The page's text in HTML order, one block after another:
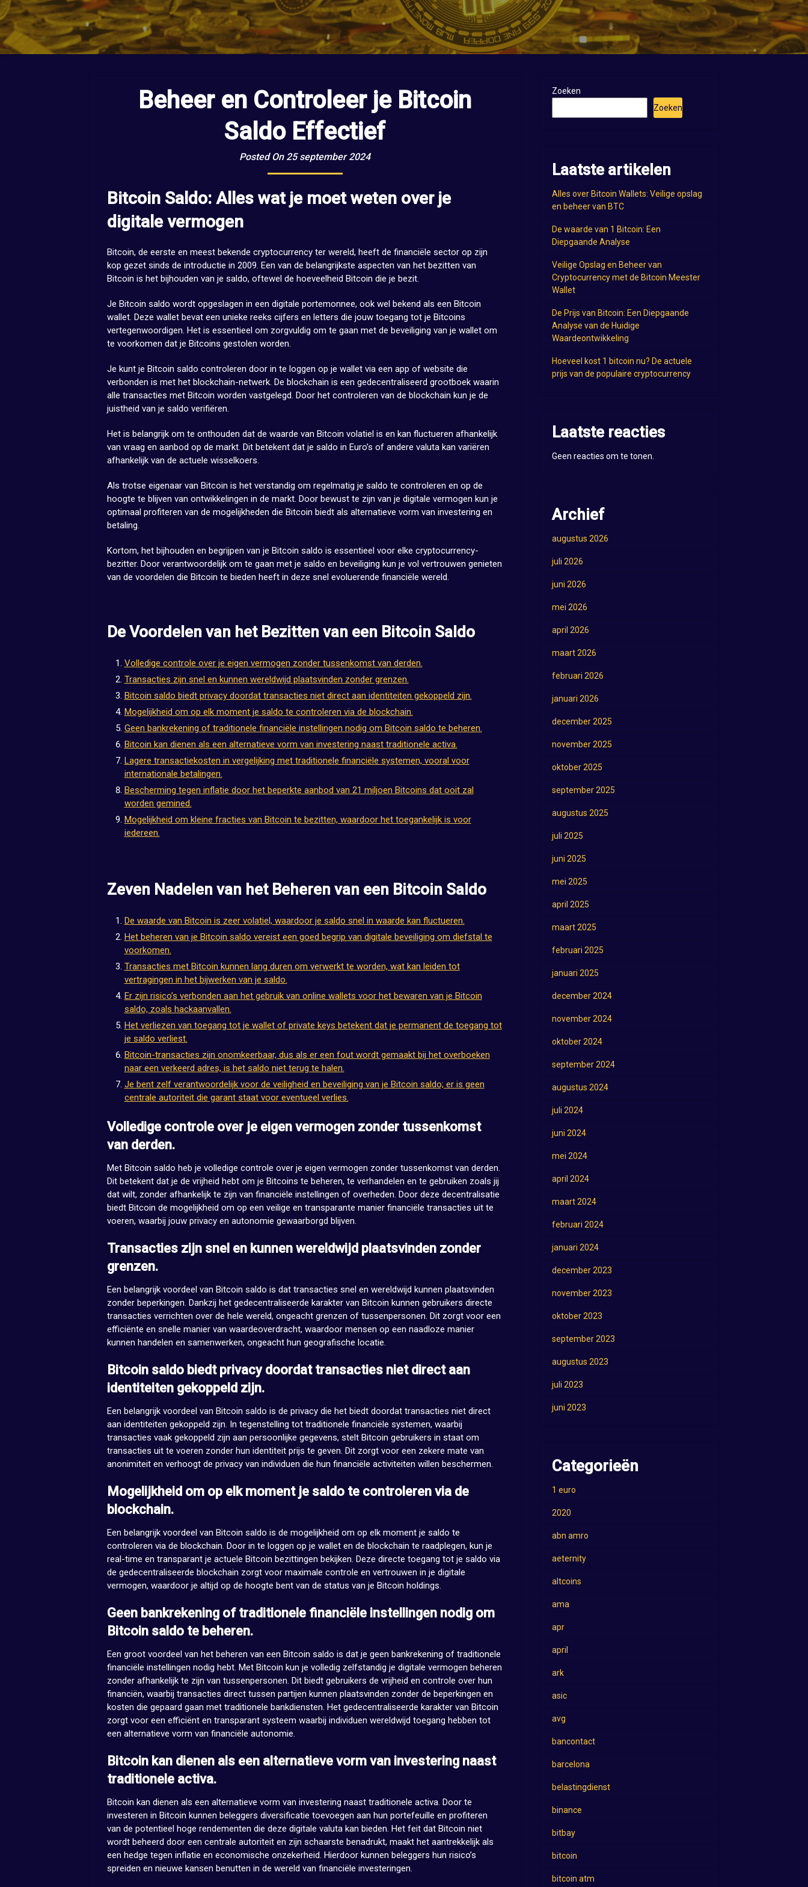
Beheer en Controleer je Bitcoin
Saldo Effectief
Posted On 25 september 2024
Bitcoin Saldo: Alles wat je moet weten over je
digitale vermogen
Bitcoin, de eerste en meest bekende cryptocurrency ter wereld, heeft de financiële sector op zijn
kop gezet sinds de introductie in 2009. Een van de belangrijkste aspecten van het bezitten van
Bitcoin is het bijhouden van je saldo, oftewel de hoeveelheid Bitcoin die je bezit.
Je Bitcoin saldo wordt opgeslagen in een digitale portemonnee, ook wel bekend als een Bitcoin
wallet. Deze wallet bevat een unieke reeks cijfers en letters die jouw toegang tot je Bitcoins
vertegenwoordigen. Het is essentieel om zorgvuldig om te gaan met de beveiliging van je wallet om
te voorkomen dat je Bitcoins gestolen worden.
Je kunt je Bitcoin saldo controleren door in te loggen op je wallet via een app of website die
verbonden is met het blockchain-netwerk. De blockchain is een gedecentraliseerd grootboek waarin
alle transacties met Bitcoin worden vastgelegd. Door het controleren van de blockchain kun je de
juistheid van je saldo verifiëren.
Het is belangrijk om te onthouden dat de waarde van Bitcoin volatiel is en kan fluctueren afhankelijk
van vraag en aanbod op de markt. Dit betekent dat je saldo in Euro’s of andere valuta kan variëren
afhankelijk van de actuele wisselkoers.
Als trotse eigenaar van Bitcoin is het verstandig om regelmatig je saldo te controleren en op de
hoogte te blijven van ontwikkelingen in de markt. Door bewust te zijn van je digitale vermogen kun je
optimaal profiteren van de mogelijkheden die Bitcoin biedt als alternatieve vorm van investering en
betaling.
Kortom, het bijhouden en begrijpen van je Bitcoin saldo is essentieel voor elke cryptocurrency-
bezitter. Door verantwoordelijk om te gaan met je saldo en beveiliging kun je vol vertrouwen genieten
van de voordelen die Bitcoin te bieden heeft in deze snel evoluerende financiële wereld.
De Voordelen van het Bezitten van een Bitcoin Saldo
Volledige controle over je eigen vermogen zonder tussenkomst van derden.
Transacties zijn snel en kunnen wereldwijd plaatsvinden zonder grenzen.
Bitcoin saldo biedt privacy doordat transacties niet direct aan identiteiten gekoppeld zijn.
Mogelijkheid om op elk moment je saldo te controleren via de blockchain.
Geen bankrekening of traditionele financiële instellingen nodig om Bitcoin saldo te beheren.
Bitcoin kan dienen als een alternatieve vorm van investering naast traditionele activa.
Lagere transactiekosten in vergelijking met traditionele financiële systemen, vooral voor
internationale betalingen.
Bescherming tegen inflatie door het beperkte aanbod van 21 miljoen Bitcoins dat ooit zal
worden gemined.
Mogelijkheid om kleine fracties van Bitcoin te bezitten, waardoor het toegankelijk is voor
iedereen.
Zeven Nadelen van het Beheren van een Bitcoin Saldo
De waarde van Bitcoin is zeer volatiel, waardoor je saldo snel in waarde kan fluctueren.
Het beheren van je Bitcoin saldo vereist een goed begrip van digitale beveiliging om diefstal te
voorkomen.
Transacties met Bitcoin kunnen lang duren om verwerkt te worden, wat kan leiden tot
vertragingen in het bijwerken van je saldo.
Er zijn risico’s verbonden aan het gebruik van online wallets voor het bewaren van je Bitcoin
saldo, zoals hackaanvallen.
Het verliezen van toegang tot je wallet of private keys betekent dat je permanent de toegang tot
je saldo verliest.
Bitcoin-transacties zijn onomkeerbaar, dus als er een fout wordt gemaakt bij het overboeken
naar een verkeerd adres, is het saldo niet terug te halen.
Je bent zelf verantwoordelijk voor de veiligheid en beveiliging van je Bitcoin saldo; er is geen
centrale autoriteit die garant staat voor eventueel verlies.
Volledige controle over je eigen vermogen zonder tussenkomst
van derden.
Met Bitcoin saldo heb je volledige controle over je eigen vermogen zonder tussenkomst van derden.
Dit betekent dat je de vrijheid hebt om je Bitcoins te beheren, te verhandelen en te gebruiken zoals jij
dat wilt, zonder afhankelijk te zijn van financiële instellingen of overheden. Door deze decentralisatie
biedt Bitcoin de mogelijkheid om op een veilige en transparante manier financiële transacties uit te
voeren, waarbij jouw privacy en autonomie gewaarborgd blijven.
Transacties zijn snel en kunnen wereldwijd plaatsvinden zonder
grenzen.
Een belangrijk voordeel van Bitcoin saldo is dat transacties snel en wereldwijd kunnen plaatsvinden
zonder beperkingen. Dankzij het gedecentraliseerde karakter van Bitcoin kunnen gebruikers directe
transacties verrichten over de hele wereld, ongeacht grenzen of tussenpersonen. Dit zorgt voor een
efficiënte en snelle manier van waardeoverdracht, waardoor mensen op een naadloze manier
kunnen handelen en samenwerken, ongeacht hun geografische locatie.
Bitcoin saldo biedt privacy doordat transacties niet direct aan
identiteiten gekoppeld zijn.
Een belangrijk voordeel van Bitcoin saldo is de privacy die het biedt doordat transacties niet direct
aan identiteiten gekoppeld zijn. In tegenstelling tot traditionele financiële systemen, waarbij
transacties vaak gekoppeld zijn aan persoonlijke gegevens, stelt Bitcoin gebruikers in staat om
transacties uit te voeren zonder hun identiteit prijs te geven. Dit zorgt voor een zekere mate van
anonimiteit en verhoogt de privacy van individuen die hun financiële activiteiten willen beschermen.
Mogelijkheid om op elk moment je saldo te controleren via de
blockchain.
Een belangrijk voordeel van Bitcoin saldo is de mogelijkheid om op elk moment je saldo te
controleren via de blockchain. Door in te loggen op je wallet en de blockchain te raadplegen, kun je
real-time en transparant je actuele Bitcoin bezittingen bekijken. Deze directe toegang tot je saldo via
de gedecentraliseerde blockchain zorgt voor maximale controle en vertrouwen in je digitale
vermogen, waardoor je altijd op de hoogte bent van de status van je Bitcoin holdings.
Geen bankrekening of traditionele financiële instellingen nodig om
Bitcoin saldo te beheren.
Een groot voordeel van het beheren van een Bitcoin saldo is dat je geen bankrekening of traditionele
financiële instellingen nodig hebt. Met Bitcoin kun je volledig zelfstandig je digitale vermogen beheren
zonder afhankelijk te zijn van tussenpersonen. Dit biedt gebruikers de vrijheid en controle over hun
financiën, waarbij transacties direct tussen partijen kunnen plaatsvinden zonder de beperkingen en
kosten die gepaard gaan met traditionele bankdiensten. Het gedecentraliseerde karakter van Bitcoin
zorgt voor een efficiënt en transparant systeem waarbij individuen wereldwijd toegang hebben tot
een alternatieve vorm van financiële autonomie.
Bitcoin kan dienen als een alternatieve vorm van investering naast
traditionele activa.
Bitcoin kan dienen als een alternatieve vorm van investering naast traditionele activa. Door te
investeren in Bitcoin kunnen beleggers diversificatie toevoegen aan hun portefeuille en profiteren
van de potentieel hoge rendementen die deze digitale valuta kan bieden. Het feit dat Bitcoin niet
wordt beheerd door een centrale autoriteit en zijn schaarste benadrukt, maakt het aantrekkelijk als
een hedge tegen inflatie en economische onzekerheid. Hierdoor kunnen beleggers hun risico’s
spreiden en nieuwe kansen benutten in de wereld van financiële investeringen.
Zoeken
Zoeken
Laatste artikelen
Alles over Bitcoin Wallets: Veilige opslag
en beheer van BTC
De waarde van 1 Bitcoin: Een
Diepgaande Analyse
Veilige Opslag en Beheer van
Cryptocurrency met de Bitcoin Meester
Wallet
De Prijs van Bitcoin: Een Diepgaande
Analyse van de Huidige
Waardeontwikkeling
Hoeveel kost 1 bitcoin nu? De actuele
prijs van de populaire cryptocurrency
Laatste reacties
Geen reacties om te tonen.
Archief
augustus 2026
juli 2026
juni 2026
mei 2026
april 2026
maart 2026
februari 2026
januari 2026
december 2025
november 2025
oktober 2025
september 2025
augustus 2025
juli 2025
juni 2025
mei 2025
april 2025
maart 2025
februari 2025
januari 2025
december 2024
november 2024
oktober 2024
september 2024
augustus 2024
juli 2024
juni 2024
mei 2024
april 2024
maart 2024
februari 2024
januari 2024
december 2023
november 2023
oktober 2023
september 2023
augustus 2023
juli 2023
juni 2023
Categorieën
1 euro
2020
abn amro
aeternity
altcoins
ama
apr
april
ark
asic
avg
bancontact
barcelona
belastingdienst
binance
bitbay
bitcoin
bitcoin atm